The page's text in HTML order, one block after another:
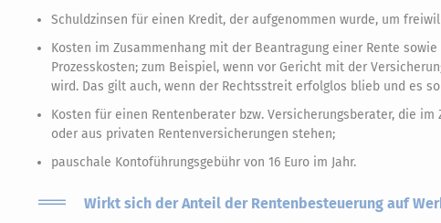
Schuldzinsen für einen Kredit, der aufgenommen wurde, um
Kosten im Zusammenhang mit der Beantragung einer Rente
Prozesskosten; zum Beispiel, wenn vor Gericht mit der
wird. Das gilt auch, wenn der Rechtsstreit erfolglos blieb und es
Kosten für einen Rentenberater bzw. Versicherungsberater, die
oder aus privaten Rentenversicherungen stehen;
pauschale Kontoführungsgebühr von 16 Euro im Jahr.
Wirkt sich der Anteil der Rentenbesteuerung auf